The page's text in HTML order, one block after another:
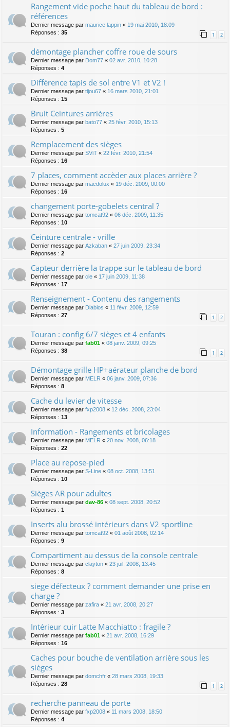
Rangement vide poche haut du tableau de bord :
références
Dernier message par maurice lappin « 19 mai 2010, 18:09
Réponses : 35 1 2
démontage plancher coffre roue de sours
Dernier message par Dom77 « 02 avr. 2010, 10:28
Réponses : 4
Différence tapis de sol entre V1 et V2 !
Dernier message par tijou67 « 16 mars 2010, 21:01
Réponses : 15
Bruit Ceintures arrières
Dernier message par bato77 « 25 févr. 2010, 15:13
Réponses : 5
Remplacement des sièges
Dernier message par SViT « 22 févr. 2010, 21:54
Réponses : 16
7 places, comment accèder aux places arrière ?
Dernier message par macdolux « 19 déc. 2009, 00:00
Réponses : 16
changement porte-gobelets central ?
Dernier message par tomcat92 « 06 déc. 2009, 11:35
Réponses : 10
Ceinture centrale - vrille
Dernier message par Azkaban « 27 juin 2009, 23:34
Réponses : 2
Capteur derrière la trappe sur le tableau de bord
Dernier message par cle « 17 juin 2009, 11:38
Réponses : 17
Renseignement - Contenu des rangements
Dernier message par Diablos « 11 févr. 2009, 12:59
Réponses : 27 1 2
Touran : config 6/7 sièges et 4 enfants
Dernier message par fab01 « 08 janv. 2009, 09:25
Réponses : 38 1 2
Démontage grille HP+aérateur planche de bord
Dernier message par MELR « 06 janv. 2009, 07:36
Réponses : 8
Cache du levier de vitesse
Dernier message par fxp2008 « 12 déc. 2008, 23:04
Réponses : 13
Information - Rangements et bricolages
Dernier message par MELR « 20 nov. 2008, 06:18
Réponses : 22
Place au repose-pied
Dernier message par S-Line « 08 oct. 2008, 13:51
Réponses : 10
Sièges AR pour adultes
Dernier message par dav-86 « 08 sept. 2008, 20:52
Réponses : 1
Inserts alu brossé intérieurs dans V2 sportline
Dernier message par tomcat92 « 01 août 2008, 02:14
Réponses : 9
Compartiment au dessus de la console centrale
Dernier message par clayton « 23 juil. 2008, 13:45
Réponses : 8
siege défecteux ? comment demander une prise en
charge ?
Dernier message par zafira « 21 avr. 2008, 20:27
Réponses : 3
Intérieur cuir Latte Macchiatto : fragile ?
Dernier message par fab01 « 21 avr. 2008, 16:29
Réponses : 16
Caches pour bouche de ventilation arrière sous les
sièges
Dernier message par domchfr « 28 mars 2008, 19:33
Réponses : 28 1 2
recherche panneau de porte
Dernier message par fxp2008 « 11 mars 2008, 18:50
Réponses : 4